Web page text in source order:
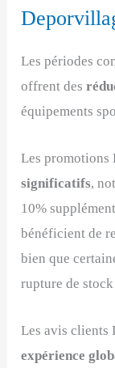
Les périodes
offrent des
équipements
Les
significatifs,
10%
bénéficient de
bien que
rupture de
Les avis clients
expérience